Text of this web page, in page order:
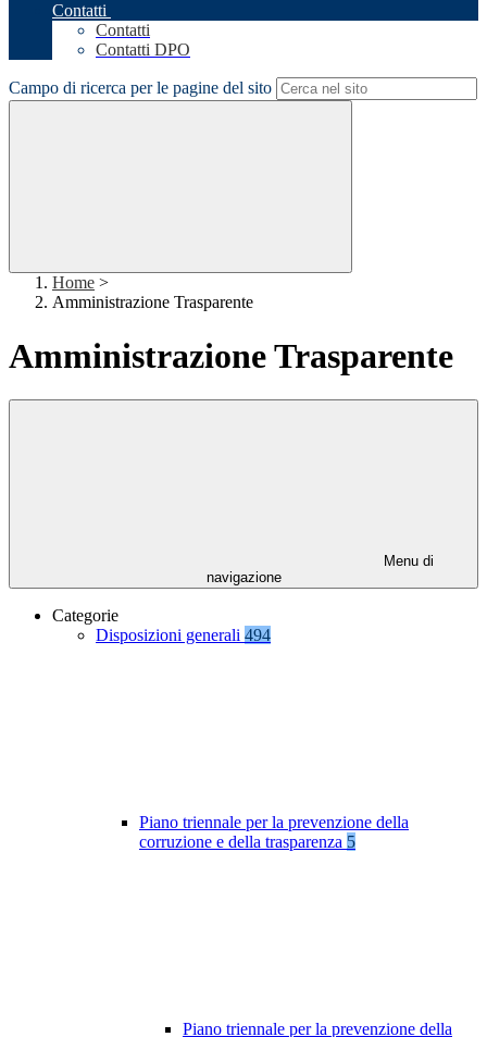
Contatti
Contatti
Contatti DPO
Campo di ricerca per le pagine del sito
Home >
Amministrazione Trasparente
Amministrazione Trasparente
Menu di
navigazione
Categorie
Disposizioni generali 494
Piano triennale per la prevenzione della
corruzione e della trasparenza 5
Piano triennale per la prevenzione della